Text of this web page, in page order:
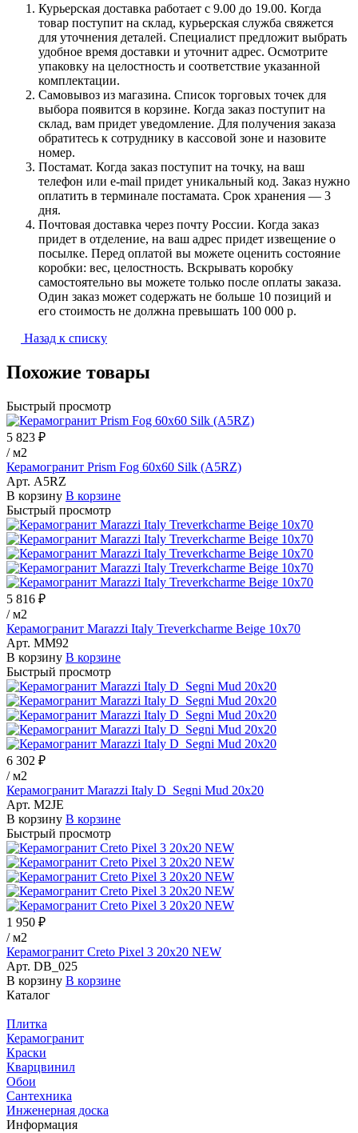
Курьерская доставка работает с 9.00 до 19.00. Когда
товар поступит на склад, курьерская служба свяжется
для уточнения деталей. Специалист предложит выбрать
удобное время доставки и уточнит адрес. Осмотрите
упаковку на целостность и соответствие указанной
комплектации.
Самовывоз из магазина. Список торговых точек для
выбора появится в корзине. Когда заказ поступит на
склад, вам придет уведомление. Для получения заказа
обратитесь к сотруднику в кассовой зоне и назовите
номер.
Постамат. Когда заказ поступит на точку, на ваш
телефон или e-mail придет уникальный код. Заказ нужно
оплатить в терминале постамата. Срок хранения — 3
дня.
Почтовая доставка через почту России. Когда заказ
придет в отделение, на ваш адрес придет извещение о
посылке. Перед оплатой вы можете оценить состояние
коробки: вес, целостность. Вскрывать коробку
самостоятельно вы можете только после оплаты заказа.
Один заказ может содержать не больше 10 позиций и
его стоимость не должна превышать 100 000 р.
Назад к списку
Похожие товары
Быстрый просмотр
5 823 ₽
/ м2
Керамогранит Prism Fog 60x60 Silk (A5RZ)
Арт. A5RZ
В корзину В корзине
Быстрый просмотр
5 816 ₽
/ м2
Керамогранит Marazzi Italy Treverkcharme Beige 10х70
Арт. MM92
В корзину В корзине
Быстрый просмотр
6 302 ₽
/ м2
Керамогранит Marazzi Italy D_Segni Mud 20х20
Арт. M2JE
В корзину В корзине
Быстрый просмотр
1 950 ₽
/ м2
Керамогранит Creto Pixel 3 20х20 NEW
Арт. DB_025
В корзину В корзине
Каталог
Плитка
Керамогранит
Краски
Кварцвинил
Обои
Сантехника
Инженерная доска
Информация